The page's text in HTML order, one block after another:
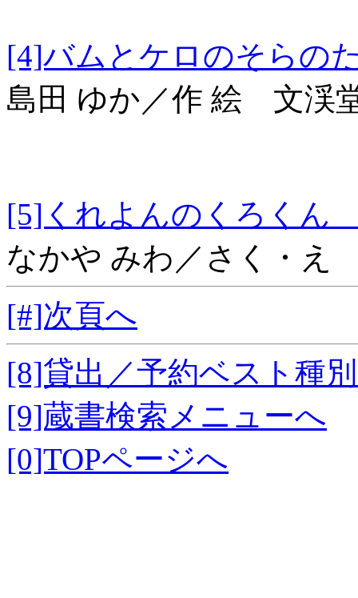
[4]バムとケロの
島田 ゆか／作 絵 文渓
[5]くれよんのくろ
なかや みわ／さく・え
[#]次頁へ
[8]貸出／予約ベスト種
[9]蔵書検索メニューへ
[0]TOPページへ